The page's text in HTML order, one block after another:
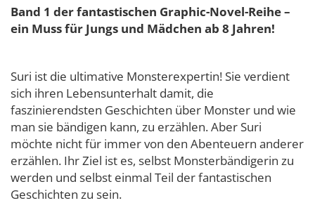
Band 1 der fantastischen Graphic-Novel-Reihe –
ein Muss für Jungs und Mädchen ab 8 Jahren!
Suri ist die ultimative Monsterexpertin! Sie verdient
sich ihren Lebensunterhalt damit, die
faszinierendsten Geschichten über Monster und wie
man sie bändigen kann, zu erzählen. Aber Suri
möchte nicht für immer von den Abenteuern anderer
erzählen. Ihr Ziel ist es, selbst Monsterbändigerin zu
werden und selbst einmal Teil der fantastischen
Geschichten zu sein.